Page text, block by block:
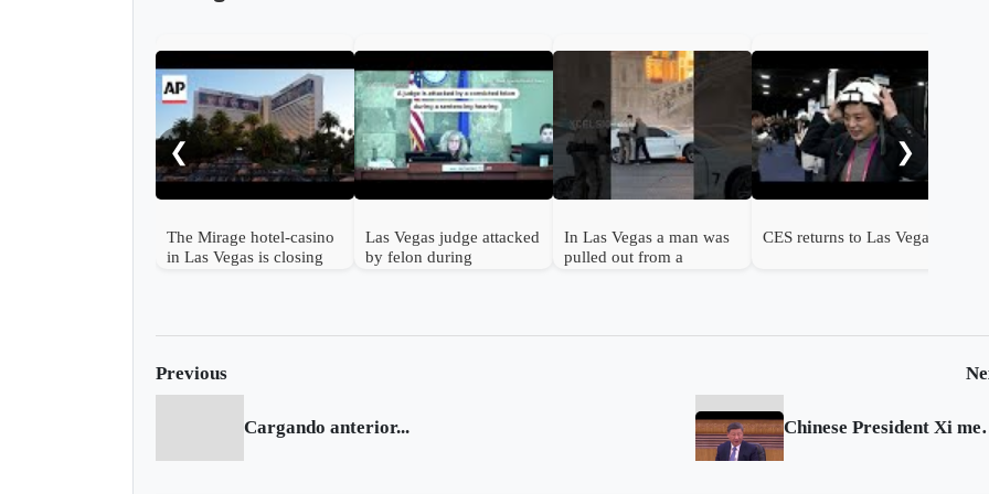
❮
The Mirage hotel-casino
in Las Vegas is closing
Las Vegas judge attacked
by felon during
In Las Vegas a man was
pulled out from a
CES returns to Las Vegas
❯
Previous
Cargando anterior... Chinese